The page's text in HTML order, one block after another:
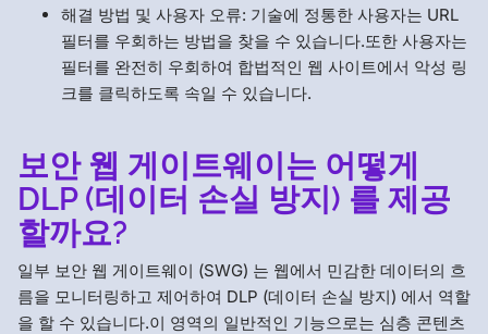
해결 방법 및 사용자 오류: 기술에 정통한 사용자는 URL
필터를 우회하는 방법을 찾을 수 있습니다.또한 사용자는
필터를 완전히 우회하여 합법적인 웹 사이트에서 악성 링
크를 클릭하도록 속일 수 있습니다.
보안 웹 게이트웨이는 어떻게
DLP (데이터 손실 방지) 를 제공
할까요?
일부 보안 웹 게이트웨이 (SWG) 는 웹에서 민감한 데이터의 흐
름을 모니터링하고 제어하여 DLP (데이터 손실 방지) 에서 역할
을 할 수 있습니다.이 영역의 일반적인 기능으로는 심층 콘텐츠